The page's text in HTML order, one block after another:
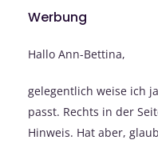
Werbung
Hallo Ann-Bettina,
gelegentlich weise ich
passt. Rechts in der
Hinweis. Hat aber,